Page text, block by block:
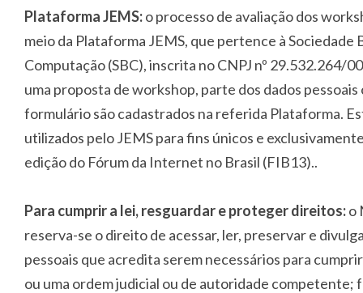
Plataforma JEMS:o processo de avaliação dos
meio da Plataforma JEMS, que pertence à Sociedade
Computação (SBC), inscrita no CNPJ nº 29.532.264/
uma proposta de workshop, parte dos dados
formulário são cadastrados na referida Plataforma.
utilizados pelo JEMS para fins únicos e
edição do Fórum da Internet no Brasil (FIB13)..
Para cumprir a lei, resguardar e proteger direitos:o
reserva-se o direito de acessar, ler, preservar e
pessoais que acredita serem necessários para
ou uma ordem judicial ou de autoridade competente;